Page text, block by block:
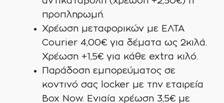
προπληρωμή.
Χρέωση μεταφορικών με ΕΛΤΑ
Courier 4,00€ για δέματα ως 2κιλά.
Χρέωση +1,5€ για κάθε extra κιλό.
Παράδοση εμπορεύματος σε
κοντινό σας locker με την εταιρεία
Box Now. Ενιαία χρέωση 3,5€ με